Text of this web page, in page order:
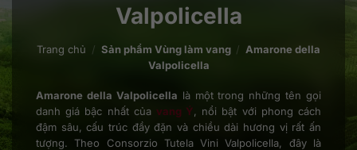
Valpolicella
Trang chủ / Sản phẩm Vùng làm vang / Amarone della
Valpolicella
Amarone della Valpolicella là một trong những tên gọi
danh giá bậc nhất của vang Ý, nổi bật với phong cách
đậm sâu, cấu trúc đầy đặn và chiều dài hương vị rất ấn
tượng. Theo Consorzio Tutela Vini Valpolicella, đây là